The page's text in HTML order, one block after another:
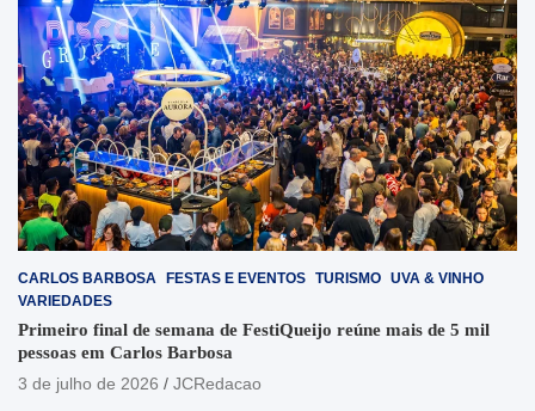
CARLOS BARBOSA FESTAS E EVENTOS TURISMO UVA & VINHO
VARIEDADES
Primeiro final de semana de FestiQueijo reúne mais de 5 mil
pessoas em Carlos Barbosa
3 de julho de 2026
JCRedacao